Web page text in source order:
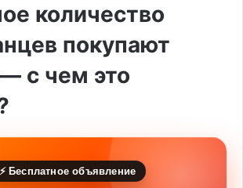
количество
покупают
с чем это
⚡ Бесплатное объявление